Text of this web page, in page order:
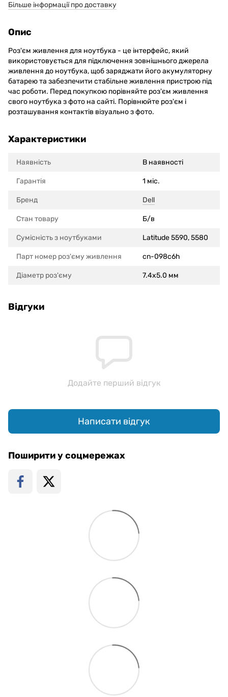
Більше інформації про доставку
Опис
Роз'єм живлення для ноутбука - це інтерфейс, який
використовується для підключення зовнішнього джерела
живлення до ноутбука, щоб заряджати його акумуляторну
батарею та забезпечити стабільне живлення пристрою під
час роботи. Перед покупкою порівняйте роз'єм живлення
свого ноутбука з фото на сайті. Порівнюйте роз'єм і
розташування контактів візуально з фото.
Характеристики
Наявність В наявності
Гарантія 1 міс.
Бренд Dell
Стан товару Б/в
Сумісність з ноутбуками Latitude 5590, 5580
Парт номер роз'єму живлення cn-098c6h
Діаметр роз'єму 7.4x5.0 мм
Відгуки
Додайте перший відгук
Написати відгук
Поширити у соцмережах